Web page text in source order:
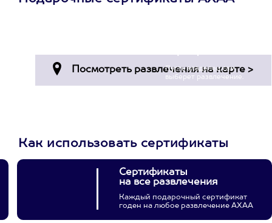
Пусть владелец сам
выберет развлечение.
Как использовать сертификаты
Сертификаты
на все развлечения
Каждый подарочный сертификат
годен на любое развлечение АХАА